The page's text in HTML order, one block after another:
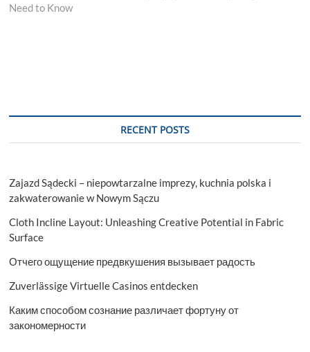
Need to Know
RECENT POSTS
Zajazd Sądecki – niepowtarzalne imprezy, kuchnia polska i
zakwaterowanie w Nowym Sączu
Cloth Incline Layout: Unleashing Creative Potential in Fabric
Surface
Отчего ощущение предвкушения вызывает радость
Zuverlässige Virtuelle Casinos entdecken
Каким способом сознание различает фортуну от
закономерности